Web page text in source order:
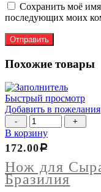
Сохранить моё
последующих моих
Похожие товары
Быстрый просмотр
Добавить в пожелания
Количество
товара
Нож
для
Сыра
15см
Athus
В корзину
Нож для
Бразилия
172.00Р